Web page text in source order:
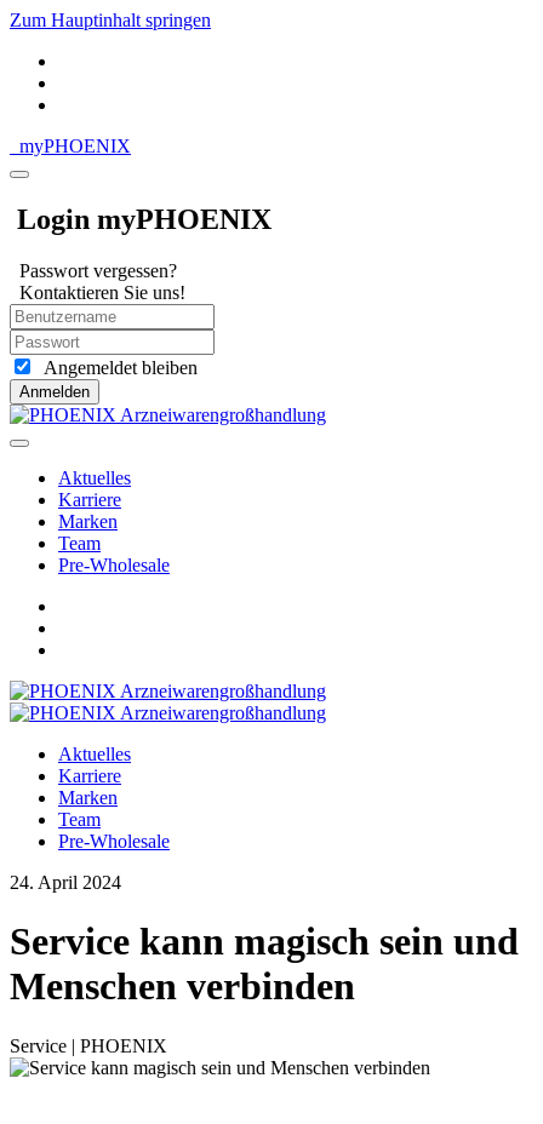
Zum Hauptinhalt springen
myPHOENIX
Login myPHOENIX
Passwort vergessen?
Kontaktieren Sie uns!
Angemeldet bleiben
Anmelden
Aktuelles
Karriere
Marken
Team
Pre-Wholesale
Aktuelles
Karriere
Marken
Team
Pre-Wholesale
24. April 2024
Service kann magisch sein und
Menschen verbinden
Service | PHOENIX